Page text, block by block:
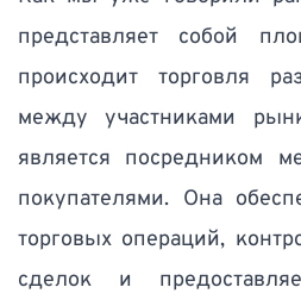
представляет собой
происходит торговля
между участниками
является посредником
покупателями. Она
торговых операций,
сделок и